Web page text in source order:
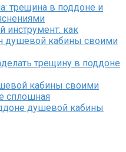
трещина в поддоне и
как
душевой кабины своими
трещину в поддоне
кабины своими
сплошная
душевой кабины